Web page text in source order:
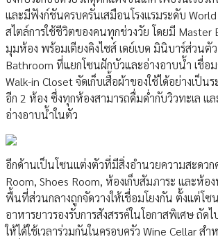
และมีฟังก์ชันครบครันเสมือนโรงแรมระดับ World
สไตล์การใช้ชีวิตของคนทุกช่วงวัย โดยมี Master
มุมห้อง พร้อมเตียงคิงไซส์ เดย์เบด มินิบาร์ส่วนตั
Bathroom ที่แยกโซนฝักบัวและอ่างอาบน้ำ เชื่
Walk-in Closet จัดเก็บเสื้อผ้าของใช้ได้อย่างเป็
อีก 2 ห้อง ซึ่งทุกห้องสามารถดื่มด่ำกับวิวทะเล แ
อ่างอาบน้ำในตัว
อีกด้านเป็นโซนแต่งตัวที่มีสิ่งอำนวยความสะดวก
Room, Shoes Room, ห้องเก็บสัมภาระ และห้
พื้นที่ส่วนกลางถูกจัดวางให้เชื่อมโยงกัน ตั้งแต่โ
อาหารยาวรองรับการสังสรรค์ในโอกาสพิเศษ ถัด
ให้ได้ใช้เวลาร่วมกันในครอบครัว Wine Cellar สำ